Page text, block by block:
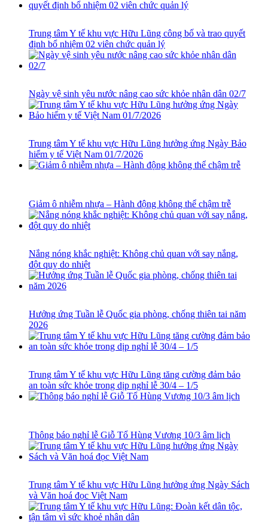
Trung tâm Y tế khu vực Hữu Lũng công bố và trao quyết
định bổ nhiệm 02 viên chức quản lý
Ngày vệ sinh yêu nước nâng cao sức khỏe nhân dân 02/7
​Trung tâm Y tế khu vực Hữu Lũng hưởng ứng Ngày Bảo
hiểm y tế Việt Nam 01/7/2026
Giảm ô nhiễm nhựa – Hành động không thể chậm trễ
Nắng nóng khắc nghiệt: Không chủ quan với say nắng,
đột quỵ do nhiệt
Hưởng ứng Tuần lễ Quốc gia phòng, chống thiên tai năm
2026
Trung tâm Y tế khu vực Hữu Lũng tăng cường đảm bảo
an toàn sức khỏe trong dịp nghỉ lễ 30/4 – 1/5
Thông báo nghỉ lễ Giỗ Tổ Hùng Vương 10/3 âm lịch
Trung tâm Y tế khu vực Hữu Lũng hưởng ứng Ngày Sách
và Văn hoá đọc Việt Nam